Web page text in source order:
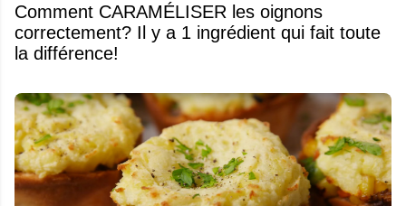
Comment CARAMÉLISER les oignons
correctement? Il y a 1 ingrédient qui fait toute
la différence!